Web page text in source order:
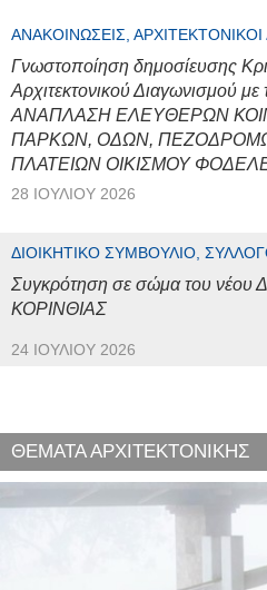
ΑΝΑΚΟΙΝΏΣΕΙΣ, ΑΡΧΙΤΕΚΤΟΝΙΚΟΊ
Γνωστοποίηση δημοσίευσης
Αρχιτεκτονικού Διαγωνισμού
ΑΝΑΠΛΑΣΗ ΕΛΕΥΘΕΡΩΝ
ΠΑΡΚΩΝ, ΟΔΩΝ,
ΠΛΑΤΕΙΩΝ ΟΙΚΙΣΜΟΥ
28 ΙΟΥΛΊΟΥ 2026
ΔΙΟΙΚΗΤΙΚΌ ΣΥΜΒΟΎΛΙΟ,
Συγκρότηση σε σώμα του
ΚΟΡΙΝΘΙΑΣ
24 ΙΟΥΛΊΟΥ 2026
ΘΕΜΑΤΑ ΑΡΧΙΤΕΚΤΟΝΙΚΗΣ